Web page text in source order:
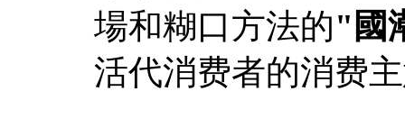
場和糊口方法的"國
活代消费者的消费